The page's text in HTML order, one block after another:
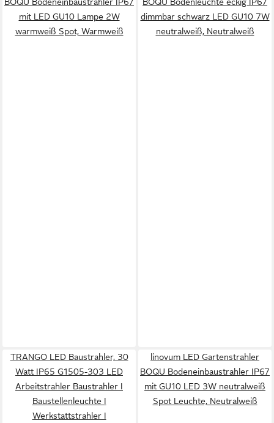
mit LED GU10 Lampe 2W
warmweiß Spot, Warmweiß
dimmbar schwarz LED GU10 7W
neutralweiß, Neutralweiß
TRANGO LED Baustrahler, 30
Watt IP65 G1505-303 LED
Arbeitstrahler Baustrahler I
Baustellenleuchte I
Werkstattstrahler I
linovum LED Gartenstrahler
BOQU Bodeneinbaustrahler IP67
mit GU10 LED 3W neutralweiß
Spot Leuchte, Neutralweiß